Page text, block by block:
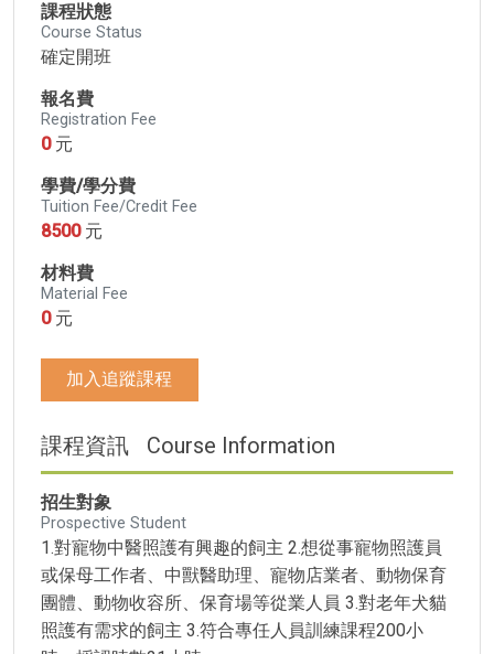
課程狀態
Course Status
確定開班
報名費
Registration Fee
0 元
學費/學分費
Tuition Fee/Credit Fee
8500 元
材料費
Material Fee
0 元
加入追蹤課程
課程資訊 Course Information
招生對象
Prospective Student
1.對寵物中醫照護有興趣的飼主 2.想從事寵物照護員
或保母工作者、中獸醫助理、寵物店業者、動物保育
團體、動物收容所、保育場等從業人員 3.對老年犬貓
照護有需求的飼主 3.符合專任人員訓練課程200小